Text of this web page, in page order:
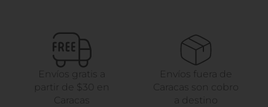
Envíos gratis a
partir de $30 en
Caracas
Envíos fuera de
Caracas son cobro
a destino